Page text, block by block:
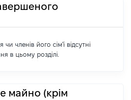
членів його сім'ї відсутні
в цьому розділі.
майно (крім